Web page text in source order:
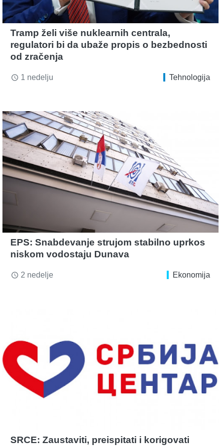
Tramp želi više nuklearnih centrala,
regulatori bi da ubaže propis o bezbednosti
od zračenja
access_time 1 nedelju Tehnologija
EPS: Snabdevanje strujom stabilno uprkos
niskom vodostaju Dunava
access_time 2 nedelje Ekonomija
SRCE: Zaustaviti, preispitati i korigovati